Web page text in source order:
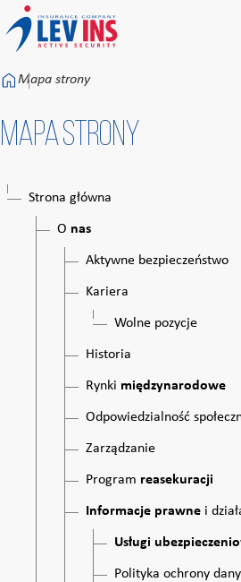
Към основното съдържание
Mapa strony
Mapa strony
Strona główna
O nas
Aktywne bezpieczeństwo
Kariera
Wolne pozycje
Historia
Rynki międzynarodowe
Odpowiedzialność
Zarządzanie
Program reasekuracji
Informacje prawne i
Usługi
Polityka ochrony